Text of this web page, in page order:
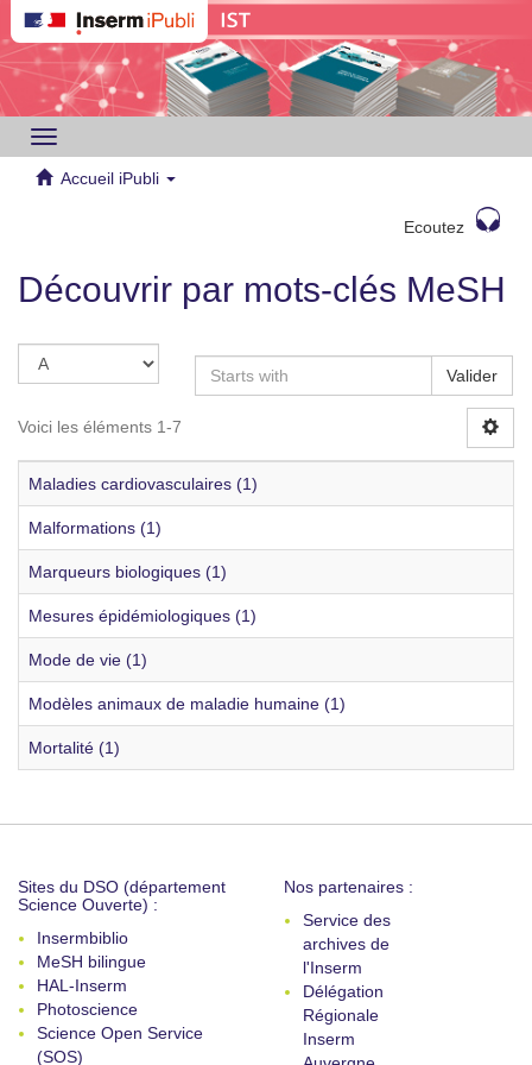
Toggle
navigation
Accueil iPubli
Ecoutez
Découvrir par mots-clés MeSH
Valider
Voici les éléments 1-7
Maladies cardiovasculaires (1)
Malformations (1)
Marqueurs biologiques (1)
Mesures épidémiologiques (1)
Mode de vie (1)
Modèles animaux de maladie humaine (1)
Mortalité (1)
Sites du DSO (département
Science Ouverte) :
Insermbiblio
MeSH bilingue
HAL-Inserm
Photoscience
Science Open Service
(SOS)
Nos partenaires :
Service des
archives de
l'Inserm
Délégation
Régionale
Inserm